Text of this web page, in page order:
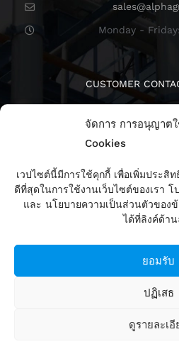
จัดการ การอนุญาต
Cookies
เวปไซต์นี้มีการใช้คุกกี้ เพื่อเพิ่มประ
ดีที่สุดในการใช้งานเว็บไซต์ของเรา
และ นโยบายความเป็นส่วนตัวของ
ได้ที่ลิงค์ด้าน
ยอมรับ
ปฏิเสธ
ดูรายละเอี
Monday -
CUSTOMER
ติดตามเร